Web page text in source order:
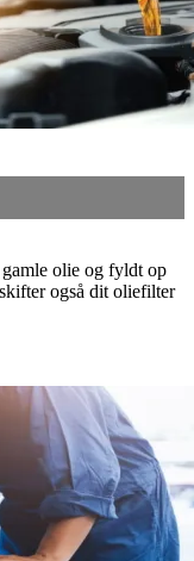
olie og fyldt op
også dit oliefilter